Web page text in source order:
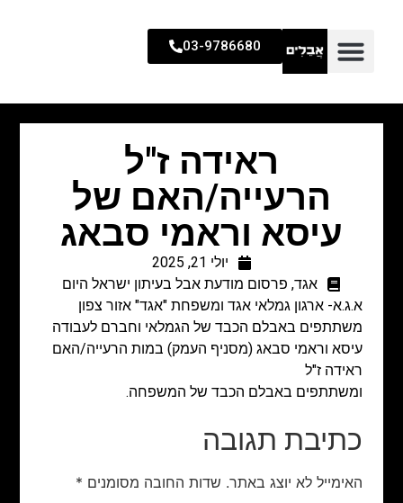
03-9786680
ראידה ז"ל
הרעייה/האם של
עיסא וראמי סבאג
יולי 21, 2025
אגד, פרסום מודעת אבל בעיתון ישראל היום
א.ג.א- ארגון גמלאי אגד ומשפחת "אגד" אזור צפון
משתתפים באבלם הכבד של הגמלאי וחברם לעבודה
עיסא וראמי סבאג (מסניף העמק) במות הרעייה/האם
ראידה ז"ל
ומשתתפים באבלם הכבד של המשפחה.
כתיבת תגובה
האימייל לא יוצג באתר. שדות החובה מסומנים *